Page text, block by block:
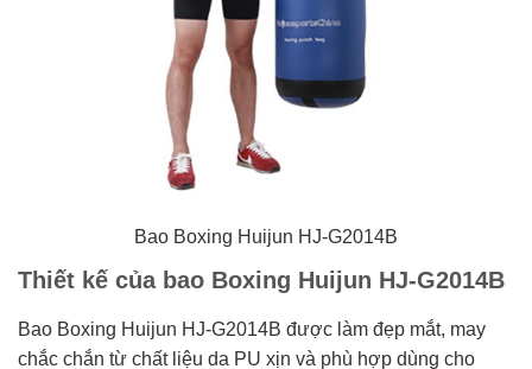
Bao Boxing Huijun HJ-G2014B
Thiết kế của bao Boxing Huijun HJ-G2014B
Bao Boxing Huijun HJ-G2014B được làm đẹp mắt, may
chắc chắn từ chất liệu da PU xịn và phù hợp dùng cho